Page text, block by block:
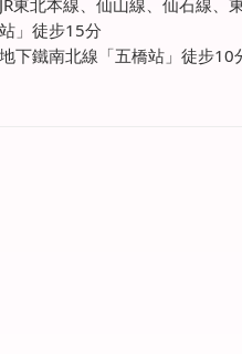
JR東北本線、仙山線、仙石線、
站」徒步15分
地下鐵南北線「五橋站」徒步10